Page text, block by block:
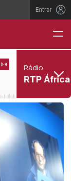
Entrar
Rádio
RTP África